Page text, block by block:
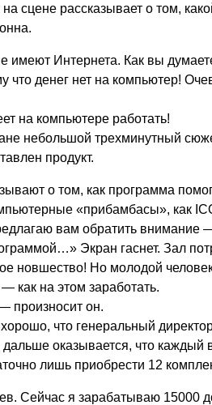
сцене рассказывает о том,
имеют Интернета. Как вы
что денег нет на компьютер!
на компьютере работать!
небольшой трехминутный
продукт.
о том, как программа
«прибамбасы», как
вам обратить
Экран гаснет. Зал
новшество! Но молодой
как на этом заработать.
произносит он.
что генеральный
оказывается, что каждый
лишь приобрести 12
Сейчас я зарабатываю 15000